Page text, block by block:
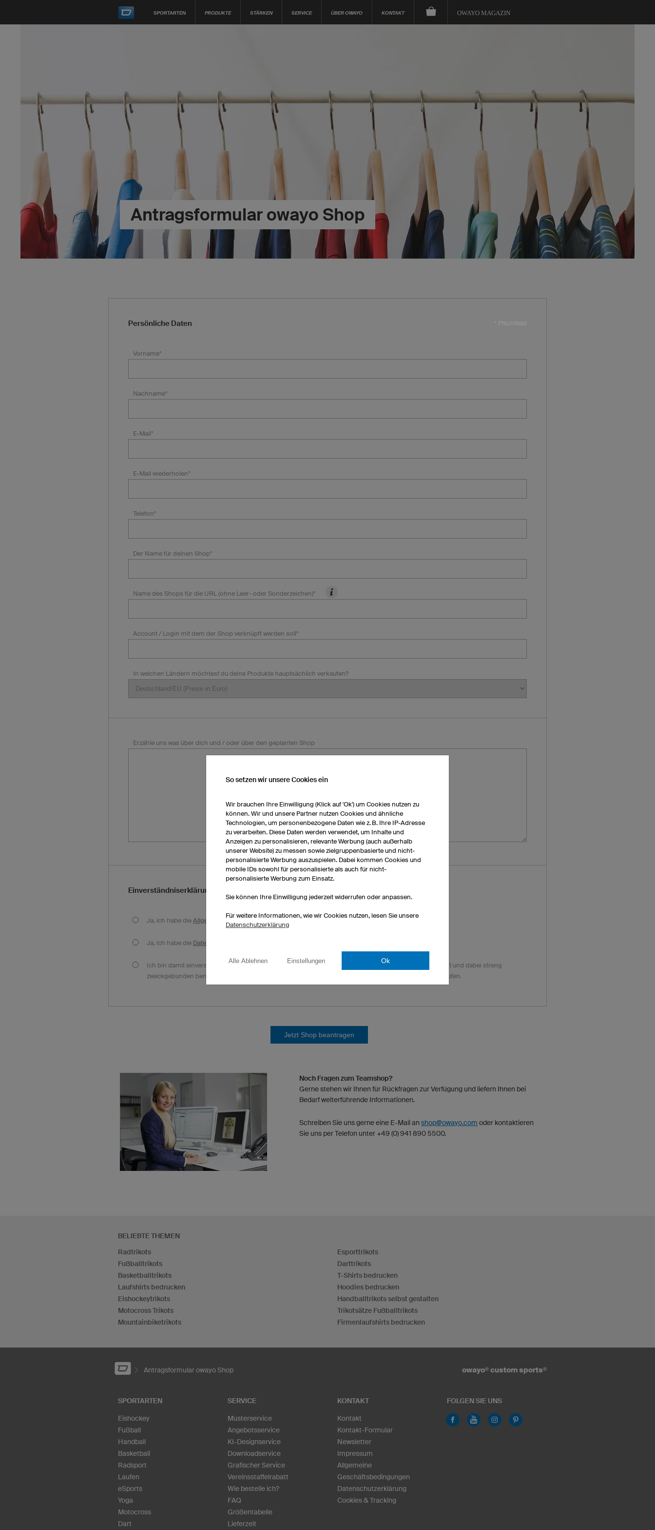
SPORTARTEN PRODUKTE STÄRKEN SERVICE ÜBER OWAYO KONTAKT OWAYO MAGAZIN
Antragsformular owayo Shop
Persönliche Daten
Vorname*
Nachname*
E-Mail*
E-Mail wiederholen*
Telefon*
Der Name für deinen Shop*
Name des Shops für die URL (ohne Leer- oder Sonderzeichen)*
Account / Login mit dem der Shop verknüpft werden soll*
In welchen Ländern möchtest du deine Produkte hauptsächlich verkaufen?
Erzähle uns was über dich und / oder über den geplanten Shop
* Pflichtfeld
Einverständniserklärung
Ja, ich habe die Allgemeinen Geschäftsbedingungen zur Kenntnis genommen.
Ja, ich habe die Datenschutzbestimmungen
Ich bin damit einverstanden, dass die von mir angegebenen Daten elektronisch erhoben und gespeichert und dabei streng
zweckgebunden benutzt werden. Meine Einwilligung kann ich jederzeit mit Wirkung für die Zukunft widerrufen.
Jetzt Shop beantragen
Noch Fragen zum Teamshop?
Gerne stehen wir Ihnen für Rückfragen zur Verfügung und liefern Ihnen bei
Bedarf weiterführende Informationen.
Schreiben Sie uns gerne eine E-Mail anshop@owayo.com oder kontaktieren
Sie uns per Telefon unter +49 (0) 941 890 5500.
BELIEBTE THEMEN
Radtrikots
Fußballtrikots
Basketballtrikots
Laufshirts bedrucken
Eishockeytrikots
Motocross Trikots
Mountainbiketrikots
Esporttrikots
Darttrikots
T-Shirts bedrucken
Hoodies bedrucken
Handballtrikots selbst gestalten
Trikotsätze Fußballtrikots
Firmenlaufshirts bedrucken
Antragsformular owayo Shop owayo® custom sports®
SPORTARTEN
Eishockey
Fußball
Handball
Basketball
Radsport
Laufen
eSports
Yoga
Motocross
Dart
SERVICE
Musterservice
Angebotsservice
KI-Designservice
Downloadservice
Grafischer Service
Vereinsstaffelrabatt
Wie bestelle ich?
FAQ
Größentabelle
Lieferzeit
KONTAKT
Kontakt
Kontakt-Formular
Newsletter
Impressum
Allgemeine
Geschäftsbedingungen
Datenschutzerklärung
Cookies & Tracking
FOLGEN SIE UNS
So setzen wir unsere Cookies ein
Wir brauchen Ihre Einwilligung (Klick auf 'Ok') um Cookies nutzen zu
können. Wir und unsere Partner nutzen Cookies und ähnliche
Technologien, um personenbezogene Daten wie z. B. Ihre IP-Adresse
zu verarbeiten. Diese Daten werden verwendet, um Inhalte und
Anzeigen zu personalisieren, relevante Werbung (auch außerhalb
unserer Website) zu messen sowie zielgruppenbasierte und nicht-
personalisierte Werbung auszuspielen. Dabei kommen Cookies und
mobile IDs sowohl für personalisierte als auch für nicht-
personalisierte Werbung zum Einsatz.
Sie können Ihre Einwilligung jederzeit widerrufen oder anpassen.
Für weitere Informationen, wie wir Cookies nutzen, lesen Sie unsere
Datenschutzerklärung
Alle Ablehnen Einstellungen Ok